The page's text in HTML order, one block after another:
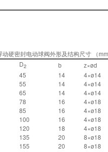
硬密封电动球阀外形及结构尺寸 （mm
D2 b
z×ød
45 14
4×ø14
55 14
4×ø14
65 14
4×ø14
78 16
4×ø18
85 16
4×ø18
100 16
4×ø18
120 18
4×ø18
135 20
8×ø18
155 20
8×ø18